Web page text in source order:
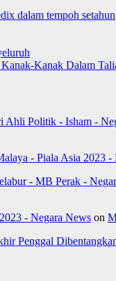
dalam tempoh setahun
Kanak Dalam
Ahli Politik - Isham -
- Piala Asia 2023 -
- MB Perak -
- Negara News on
Penggal